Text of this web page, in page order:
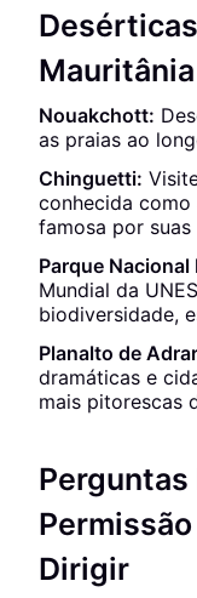
Mauritânia
Nouakchott:
as praias ao
Chinguetti:
conhecida como
famosa por
Parque Nacional
Mundial da
biodiversidade,
Planalto de
dramáticas e
mais pitorescas
Dirigir